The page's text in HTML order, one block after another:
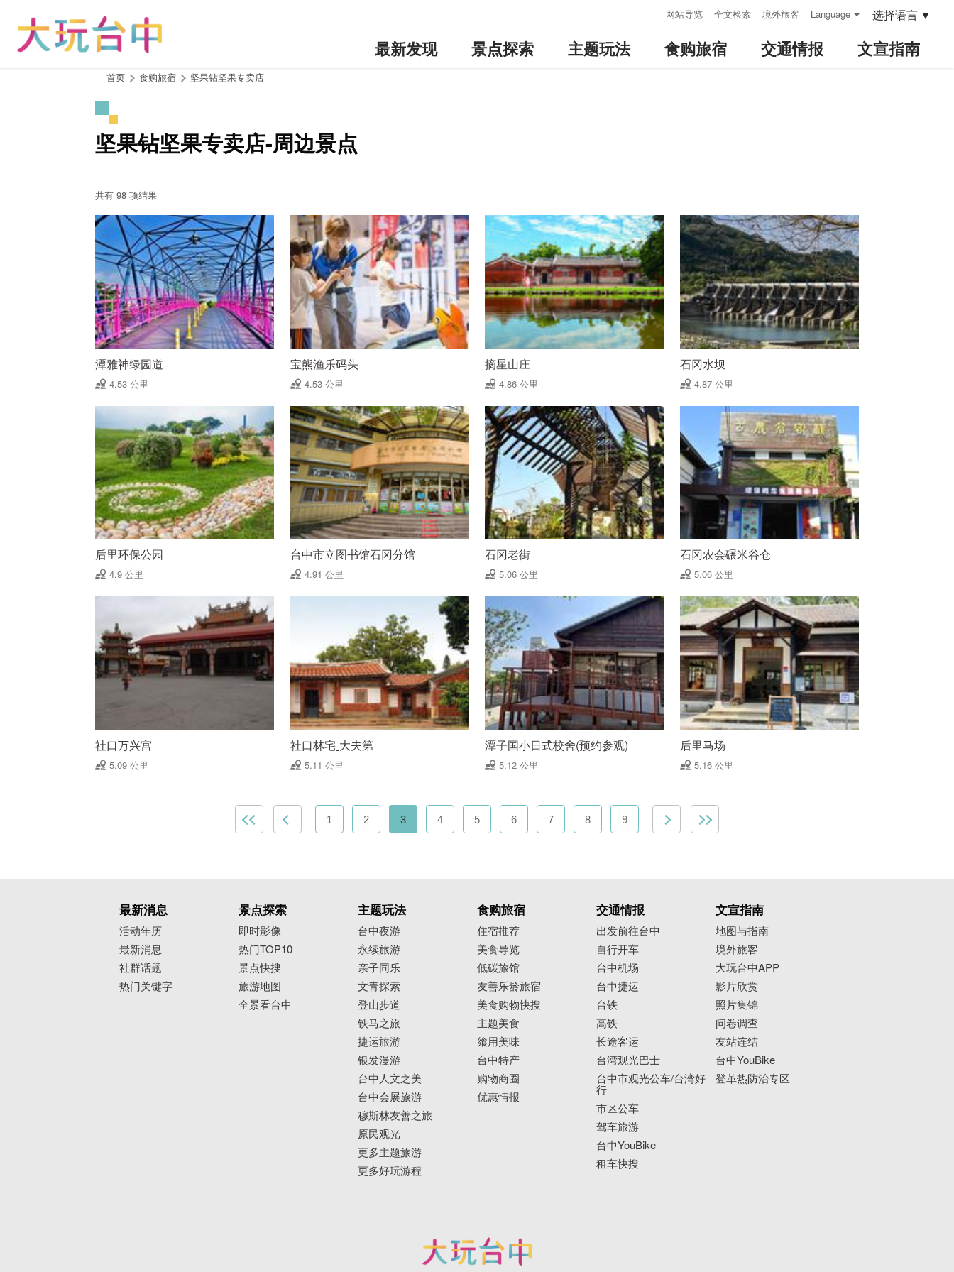
网站导览 全文检索 境外旅客 Language 选择语言 ▼
最新发现 景点探索 主题玩法 食购旅宿 交通情报 文宣指南
首页 食购旅宿 坚果钻坚果专卖店
坚果钻坚果专卖店-周边景点
共有 98 项结果
潭雅神绿园道
4.53 公里
宝熊渔乐码头
4.53 公里
摘星山庄
4.86 公里
石冈水坝
4.87 公里
后里环保公园
4.9 公里
台中市立图书馆石冈分馆
4.91 公里
石冈老街
5.06 公里
石冈农会碾米谷仓
5.06 公里
社口万兴宫
5.09 公里
社口林宅ˍ大夫第
5.11 公里
潭子国小日式校舍(预约参观)
5.12 公里
后里马场
5.16 公里
1 2 3 4 5 6 7 8 9
最新消息
活动年历
最新消息
社群话题
热门关键字
景点探索
即时影像
热门TOP10
景点快搜
旅游地图
全景看台中
主题玩法
台中夜游
永续旅游
亲子同乐
文青探索
登山步道
铁马之旅
捷运旅游
银发漫游
台中人文之美
台中会展旅游
穆斯林友善之旅
原民观光
更多主题旅游
更多好玩游程
食购旅宿
住宿推荐
美食导览
低碳旅馆
友善乐龄旅宿
美食购物快搜
主题美食
飨用美味
台中特产
购物商圈
优惠情报
交通情报
出发前往台中
自行开车
台中机场
台中捷运
台铁
高铁
长途客运
台湾观光巴士
台中市观光公车/台湾好
行
市区公车
驾车旅游
台中YouBike
租车快搜
文宣指南
地图与指南
境外旅客
大玩台中APP
影片欣赏
照片集锦
问卷调查
友站连结
台中YouBike
登革热防治专区